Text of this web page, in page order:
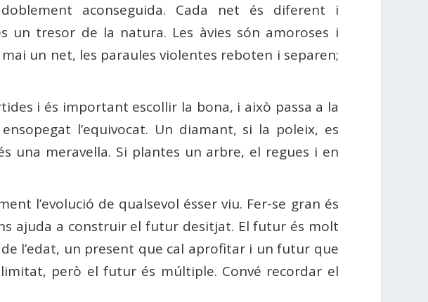
aconseguida. Cada net és diferent i
un tresor de la natura. Les àvies són amoroses i
un net, les paraules violentes reboten i separen;
i és important escollir la bona, i això passa a la
l’equivocat. Un diamant, si la poleix, es
una meravella. Si plantes un arbre, el regues i en
l’evolució de qualsevol ésser viu. Fer-se gran és
ajuda a construir el futur desitjat. El futur és molt
l’edat, un present que cal aprofitar i un futur que
però el futur és múltiple. Convé recordar el